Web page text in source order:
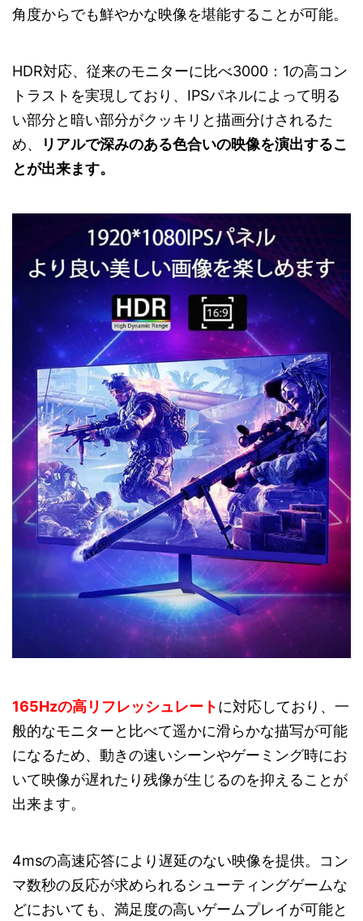
角度からでも鮮やかな映像を堪能することが可能。
HDR対応、従来のモニターに比べ3000：1の高コン
トラストを実現しており、IPSパネルによって明る
い部分と暗い部分がクッキリと描画分けされるた
め、
リアルで深みのある色合いの映像を演出するこ
とが出来ます。
165Hzの高リフレッシュレートに対応しており、一
般的なモニターと比べて遥かに滑らかな描写が可能
になるため、動きの速いシーンやゲーミング時にお
いて映像が遅れたり残像が生じるのを抑えることが
出来ます。
4msの高速応答により遅延のない映像を提供。コン
マ数秒の反応が求められるシューティングゲームな
どにおいても、満足度の高いゲームプレイが可能と